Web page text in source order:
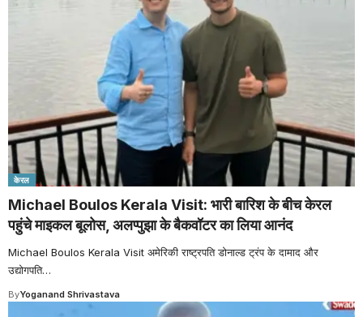
केरल
Michael Boulos Kerala Visit: भारी बारिश के बीच केरल
पहुंचे माइकल बूलोस, अलप्पुझा के बैकवॉटर का लिया आनंद
Michael Boulos Kerala Visit अमेरिकी राष्ट्रपति डोनाल्ड ट्रंप के दामाद और
उद्योगपति…
ByYoganand Shrivastava